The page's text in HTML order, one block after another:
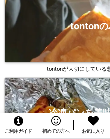
ご利用ガイド 初めての方へ お気に入り
tontonの
tontonが大切にしている
冷凍パンを美